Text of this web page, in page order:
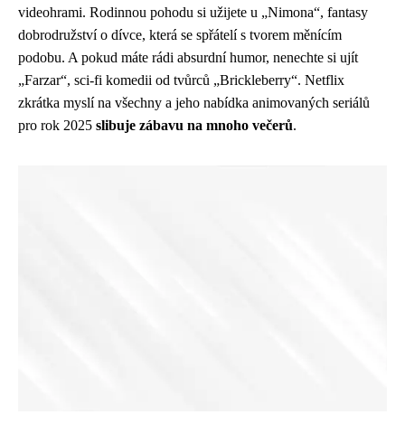
videohrami. Rodinnou pohodu si užijete u „Nimona“, fantasy
dobrodružství o dívce, která se spřátelí s tvorem měnícím
podobu. A pokud máte rádi absurdní humor, nenechte si ujít
„Farzar“, sci-fi komedii od tvůrců „Brickleberry“. Netflix
zkrátka myslí na všechny a jeho nabídka animovaných seriálů
pro rok 2025 slibuje zábavu na mnoho večerů.